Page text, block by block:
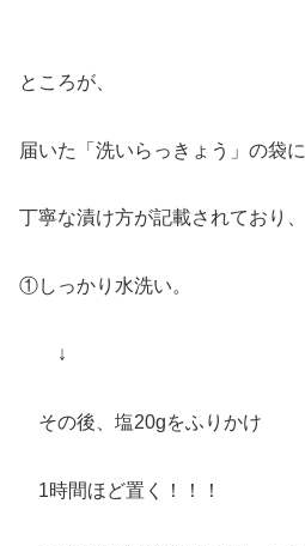
ところが、
届いた「洗いらっきょう」の袋に
丁寧な漬け方が記載されており、
①しっかり水洗い。
↓
その後、塩20gをふりかけ
1時間ほど置く！！！